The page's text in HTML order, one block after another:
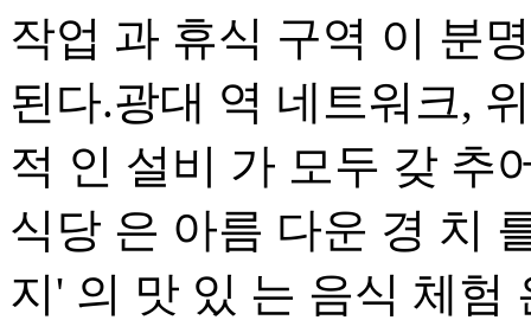
작업 과 휴식 구역 이 분
된다.광대 역 네트워크,
적 인 설비 가 모두 갖 추
식당 은 아름 다운 경 치
지' 의 맛 있 는 음식 체험